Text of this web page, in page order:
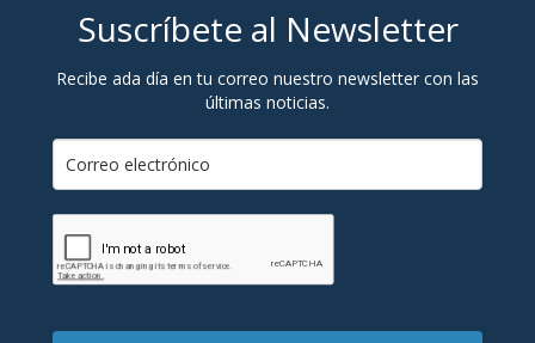
Suscríbete al Newsletter
Recibe ada día en tu correo nuestro newsletter con las
últimas noticias.